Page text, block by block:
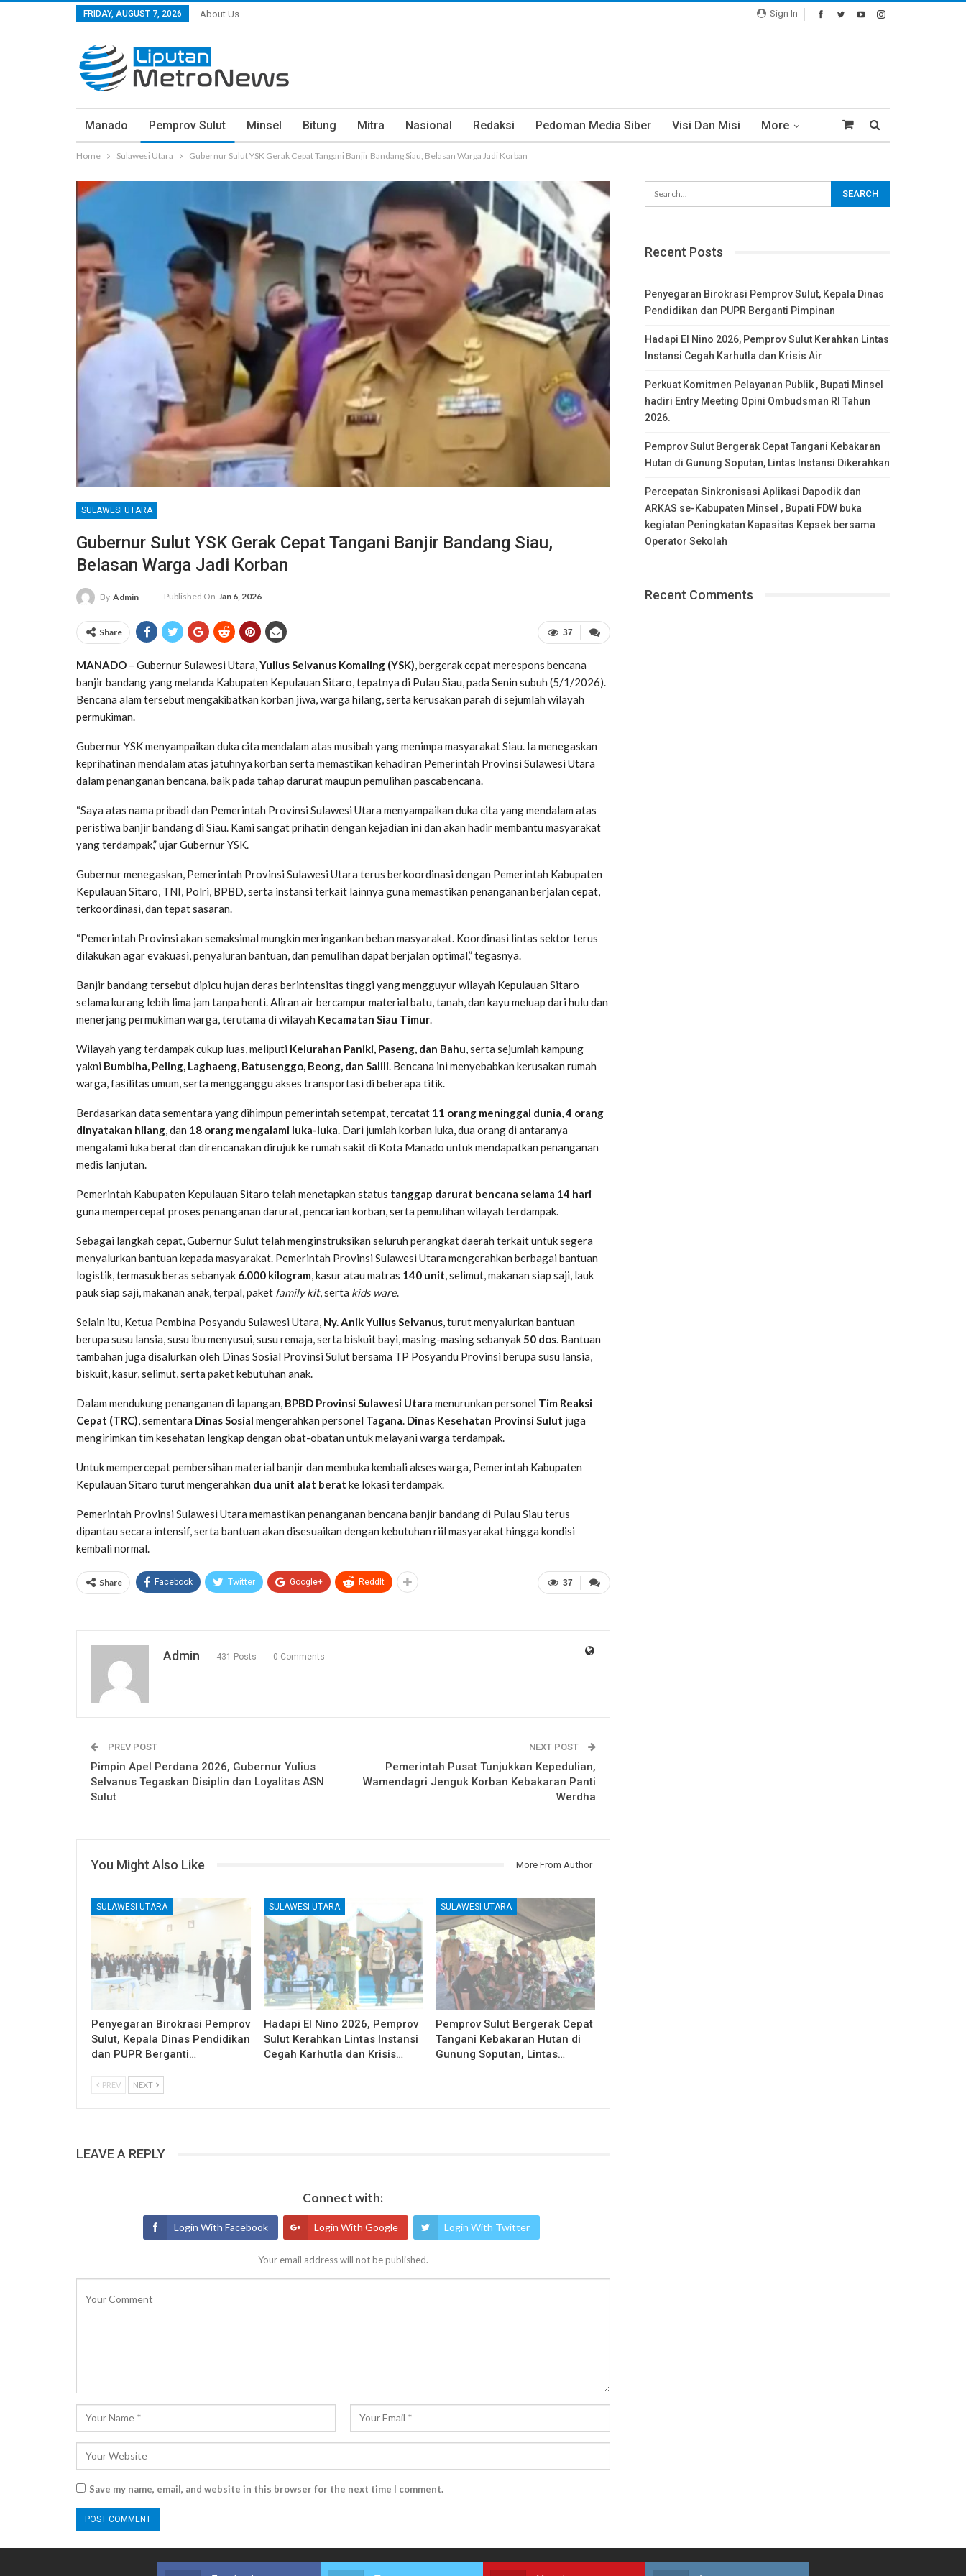
Sign In
FRIDAY, AUGUST 7, 2026 About Us
Manado Pemprov Sulut Minsel Bitung Mitra Nasional Redaksi Pedoman Media Siber Visi Dan Misi More
Home Sulawesi Utara Gubernur Sulut YSK Gerak Cepat Tangani Banjir Bandang Siau, Belasan Warga Jadi Korban
SULAWESI UTARA
Gubernur Sulut YSK Gerak Cepat Tangani Banjir Bandang Siau,
Belasan Warga Jadi Korban
By Admin Published On Jan 6, 2026
37
Share
MANADO – Gubernur Sulawesi Utara,Yulius Selvanus Komaling (YSK), bergerak cepat merespons bencana
banjir bandang yang melanda Kabupaten Kepulauan Sitaro, tepatnya di Pulau Siau, pada Senin subuh (5/1/2026).
Bencana alam tersebut mengakibatkan korban jiwa, warga hilang, serta kerusakan parah di sejumlah wilayah
permukiman.
Gubernur YSK menyampaikan duka cita mendalam atas musibah yang menimpa masyarakat Siau. Ia menegaskan
keprihatinan mendalam atas jatuhnya korban serta memastikan kehadiran Pemerintah Provinsi Sulawesi Utara
dalam penanganan bencana, baik pada tahap darurat maupun pemulihan pascabencana.
“Saya atas nama pribadi dan Pemerintah Provinsi Sulawesi Utara menyampaikan duka cita yang mendalam atas
peristiwa banjir bandang di Siau. Kami sangat prihatin dengan kejadian ini dan akan hadir membantu masyarakat
yang terdampak,” ujar Gubernur YSK.
Gubernur menegaskan, Pemerintah Provinsi Sulawesi Utara terus berkoordinasi dengan Pemerintah Kabupaten
Kepulauan Sitaro, TNI, Polri, BPBD, serta instansi terkait lainnya guna memastikan penanganan berjalan cepat,
terkoordinasi, dan tepat sasaran.
“Pemerintah Provinsi akan semaksimal mungkin meringankan beban masyarakat. Koordinasi lintas sektor terus
dilakukan agar evakuasi, penyaluran bantuan, dan pemulihan dapat berjalan optimal,” tegasnya.
Banjir bandang tersebut dipicu hujan deras berintensitas tinggi yang mengguyur wilayah Kepulauan Sitaro
selama kurang lebih lima jam tanpa henti. Aliran air bercampur material batu, tanah, dan kayu meluap dari hulu dan
menerjang permukiman warga, terutama di wilayah Kecamatan Siau Timur.
Wilayah yang terdampak cukup luas, meliputi Kelurahan Paniki, Paseng, dan Bahu, serta sejumlah kampung
yakni Bumbiha, Peling, Laghaeng, Batusenggo, Beong, dan Salili. Bencana ini menyebabkan kerusakan rumah
warga, fasilitas umum, serta mengganggu akses transportasi di beberapa titik.
Berdasarkan data sementara yang dihimpun pemerintah setempat, tercatat 11 orang meninggal dunia,4 orang
dinyatakan hilang, dan 18 orang mengalami luka-luka. Dari jumlah korban luka, dua orang di antaranya
mengalami luka berat dan direncanakan dirujuk ke rumah sakit di Kota Manado untuk mendapatkan penanganan
medis lanjutan.
Pemerintah Kabupaten Kepulauan Sitaro telah menetapkan status tanggap darurat bencana selama 14 hari
guna mempercepat proses penanganan darurat, pencarian korban, serta pemulihan wilayah terdampak.
Sebagai langkah cepat, Gubernur Sulut telah menginstruksikan seluruh perangkat daerah terkait untuk segera
menyalurkan bantuan kepada masyarakat. Pemerintah Provinsi Sulawesi Utara mengerahkan berbagai bantuan
logistik, termasuk beras sebanyak 6.000 kilogram, kasur atau matras 140 unit, selimut, makanan siap saji, lauk
pauk siap saji, makanan anak, terpal, paket family kit, serta kids ware.
Selain itu, Ketua Pembina Posyandu Sulawesi Utara, Ny. Anik Yulius Selvanus, turut menyalurkan bantuan
berupa susu lansia, susu ibu menyusui, susu remaja, serta biskuit bayi, masing-masing sebanyak50 dos. Bantuan
tambahan juga disalurkan oleh Dinas Sosial Provinsi Sulut bersama TP Posyandu Provinsi berupa susu lansia,
biskuit, kasur, selimut, serta paket kebutuhan anak.
Dalam mendukung penanganan di lapangan, BPBD Provinsi Sulawesi Utara menurunkan personel Tim Reaksi
Cepat (TRC), sementara Dinas Sosial mengerahkan personel Tagana. Dinas Kesehatan Provinsi Sulut juga
mengirimkan tim kesehatan lengkap dengan obat-obatan untuk melayani warga terdampak.
Untuk mempercepat pembersihan material banjir dan membuka kembali akses warga, Pemerintah Kabupaten
Kepulauan Sitaro turut mengerahkan dua unit alat berat ke lokasi terdampak.
Pemerintah Provinsi Sulawesi Utara memastikan penanganan bencana banjir bandang di Pulau Siau terus
dipantau secara intensif, serta bantuan akan disesuaikan dengan kebutuhan riil masyarakat hingga kondisi
kembali normal.
37
Share Facebook Twitter Google+ ReddIt
Admin 431 Posts 0 Comments
PREV POST
Pimpin Apel Perdana 2026, Gubernur Yulius
Selvanus Tegaskan Disiplin dan Loyalitas ASN
Sulut
NEXT POST
Pemerintah Pusat Tunjukkan Kepedulian,
Wamendagri Jenguk Korban Kebakaran Panti
Werdha
You Might Also Like More From Author
SULAWESI UTARA
Penyegaran Birokrasi Pemprov
Sulut, Kepala Dinas Pendidikan
dan PUPR Berganti…
SULAWESI UTARA
Hadapi El Nino 2026, Pemprov
Sulut Kerahkan Lintas Instansi
Cegah Karhutla dan Krisis…
SULAWESI UTARA
Pemprov Sulut Bergerak Cepat
Tangani Kebakaran Hutan di
Gunung Soputan, Lintas…
PREV NEXT
LEAVE A REPLY
Connect with:
Login With Facebook Login With Google Login With Twitter
Your email address will not be published.
Save my name, email, and website in this browser for the next time I comment.
Recent Posts
Penyegaran Birokrasi Pemprov Sulut, Kepala Dinas
Pendidikan dan PUPR Berganti Pimpinan
Hadapi El Nino 2026, Pemprov Sulut Kerahkan Lintas
Instansi Cegah Karhutla dan Krisis Air
Perkuat Komitmen Pelayanan Publik , Bupati Minsel
hadiri Entry Meeting Opini Ombudsman RI Tahun
2026.
Pemprov Sulut Bergerak Cepat Tangani Kebakaran
Hutan di Gunung Soputan, Lintas Instansi Dikerahkan
Percepatan Sinkronisasi Aplikasi Dapodik dan
ARKAS se-Kabupaten Minsel , Bupati FDW buka
kegiatan Peningkatan Kapasitas Kepsek bersama
Operator Sekolah
Recent Comments